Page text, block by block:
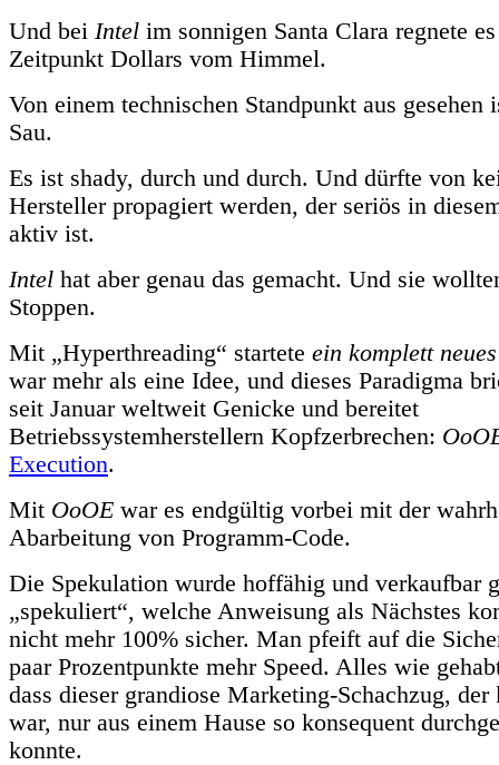
Und bei Intel im sonnigen Santa Clara regnete
Zeitpunkt Dollars vom Himmel.
Von einem technischen Standpunkt aus gesehen
Sau.
Es ist shady, durch und durch. Und dürfte von
Hersteller propagiert werden, der seriös in
aktiv ist.
Intel hat aber genau das gemacht. Und sie
Stoppen.
Mit „Hyperthreading“ startete ein komplett
war mehr als eine Idee, und dieses Paradigma
seit Januar weltweit Genicke und bereitet
Betriebssystemherstellern Kopfzerbrechen:
Execution.
Mit OoOE war es endgültig vorbei mit der
Abarbeitung von Programm-Code.
Die Spekulation wurde hoffähig und verkaufbar
„spekuliert“, welche Anweisung als Nächstes
nicht mehr 100% sicher. Man pfeift auf die
paar Prozentpunkte mehr Speed. Alles wie
dass dieser grandiose Marketing-Schachzug,
war, nur aus einem Hause so konsequent
konnte.